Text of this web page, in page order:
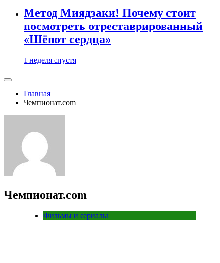
Метод Миядзаки! Почему стоит
посмотреть отреставрированный
«Шёпот сердца»
1 неделя спустя
Главная
Чемпионат.com
Чемпионат.com
Фильмы и сериалы